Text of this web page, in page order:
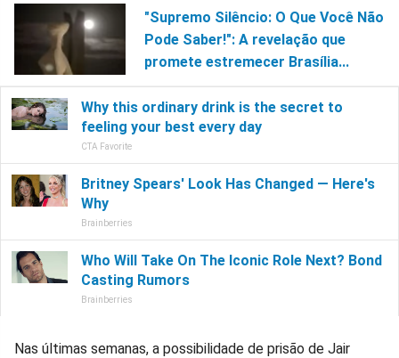
"Supremo Silêncio: O Que Você Não
Pode Saber!": A revelação que
promete estremecer Brasília...
Nas últimas semanas, a possibilidade de prisão de Jair